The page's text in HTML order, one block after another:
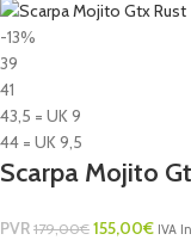
-13%
39
41
43,5 = UK 9
44 = UK 9,5
Scarpa Mojito
PVR 179,00€ 155,00€ IVA